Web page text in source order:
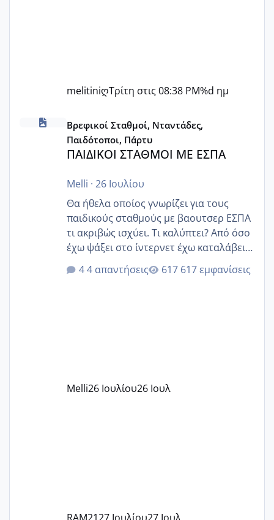
melitiniღΤρίτη στις 08:38 PM%d ημ
ΠΑΙΔΙΚΟΙ ΣΤΑΘΜΟΙ ΜΕ ΕΣΠΑ
Βρεφικοί Σταθμοί, Νταντάδες,
Παιδότοποι, Πάρτυ
ΠΑΙΔΙΚΟΙ ΣΤΑΘΜΟΙ ΜΕ ΕΣΠΑ
Melli · 26 Ιουλίου
Θα ήθελα οποίος γνωρίζει για τους
παιδικούς σταθμούς με βαουτσερ ΕΣΠΑ
τι ακριβώς ισχύει. Τι καλύπτει? Από όσο
έχω ψάξει στο ίντερνετ έχω καταλάβει
ότι το βαουτσερ καλύπτει όλα τα
δίδακτρα και τα τροφεια του ιδιωτικού
Εγώ πήγα σε έναν ιδιωτικό παιδικό στ
4 απαντήσεις 617 εμφανίσεις
Melli26 Ιουλίου26 Ιουλ